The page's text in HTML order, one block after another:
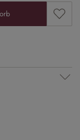
Wert ein oder
Zum